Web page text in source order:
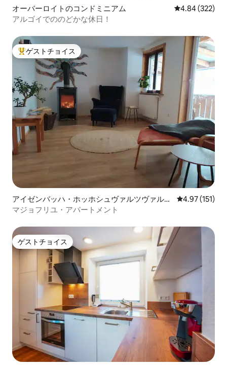
オーバーロイトのコンドミニアム レビュー322
4.84 (322)
アルゴイでののどかな休日！
大好評のゲストチョイスです。
ゲストチョイス
アイゼンバッハ・ホッホシュヴァルツヴァルト
のコンドミニアム
レビュー151
4.97 (151)
マジョフリユ・アパートメント
ゲストチョイス
ゲストチョイス